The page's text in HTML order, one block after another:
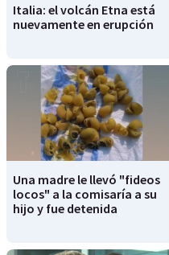
Italia: el volcán Etna está
nuevamente en erupción
Una madre le llevó "fideos
locos" a la comisaría a su
hijo y fue detenida